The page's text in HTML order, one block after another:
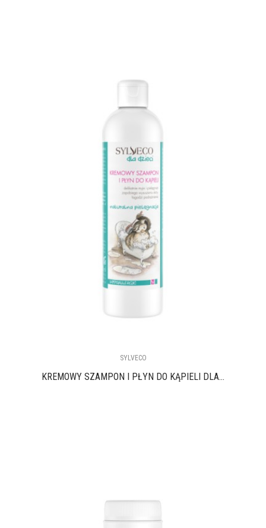
SYLVECO
KREMOWY SZAMPON I PŁYN DO KĄPIELI DLA...